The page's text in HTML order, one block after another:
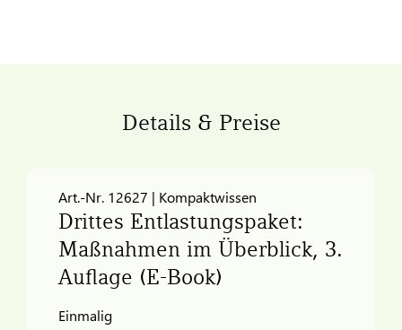
Details & Preise
Art.-Nr. 12627 | Kompaktwissen
Drittes Entlastungspaket:
Maßnahmen im Überblick, 3.
Auflage (E-Book)
Einmalig